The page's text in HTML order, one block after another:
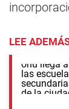
LEE